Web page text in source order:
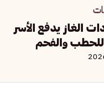
الغاز يدفع الأسر
للحطب والفحم